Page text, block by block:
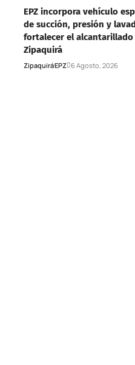
EPZ incorpora vehículo
de succión, presión y
fortalecer el alcantarillado
Zipaquirá
ZipaquiráEPZ 6 Agosto, 2026